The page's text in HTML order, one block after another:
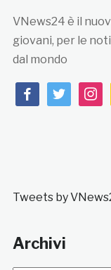
VNews24 è il
giovani, per le
dal mondo
facebooktwitter
Tweets by
Archivi